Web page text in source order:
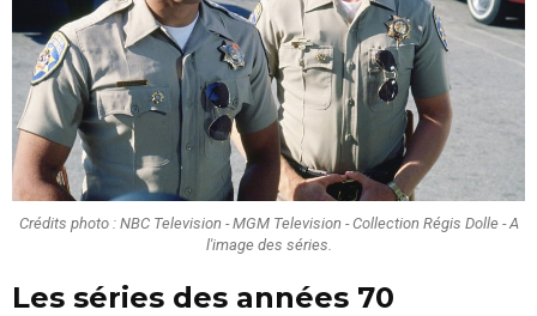
Crédits photo : NBC Television - MGM Television - Collection Régis Dolle - A
l'image des séries.
Les séries des années 70